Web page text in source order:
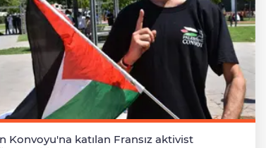
Konvoyu'na katılan Fransız aktivist